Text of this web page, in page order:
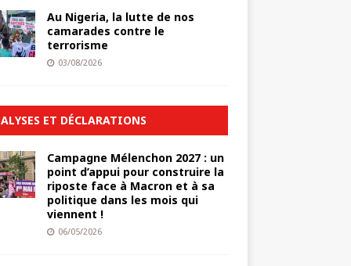
Au Nigeria, la lutte de nos
camarades contre le
terrorisme
03/08/2026
ET DÉCLARATIONS
Campagne Mélenchon 2027 : un
point d’appui pour construire la
riposte face à Macron et à sa
politique dans les mois qui
viennent !
06/05/2026